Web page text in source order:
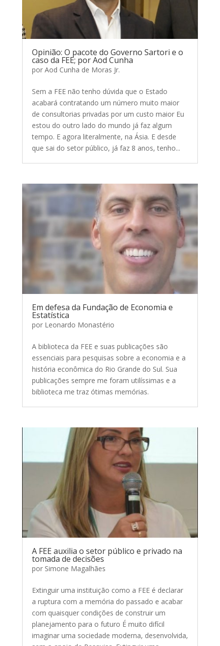
Opinião: O pacote do Governo Sartori e o
caso da FEE; por Aod Cunha
por Aod Cunha de Moras Jr.
Sem a FEE não tenho dúvida que o Estado
acabará contratando um número muito maior
de consultorias privadas por um custo maior Eu
estou do outro lado do mundo já faz algum
tempo. E agora literalmente, na Ásia. E desde
que sai do setor público, já faz 8 anos, tenho...
Em defesa da Fundação de Economia e
Estatística
por Leonardo Monastério
A biblioteca da FEE e suas publicações são
essenciais para pesquisas sobre a economia e a
história econômica do Rio Grande do Sul. Sua
publicações sempre me foram utilíssimas e a
biblioteca me traz ótimas memórias.
A FEE auxilia o setor público e privado na
tomada de decisões
por Simone Magalhães
Extinguir uma instituição como a FEE é declarar
a ruptura com a memória do passado e acabar
com quaisquer condições de construir um
planejamento para o futuro É muito difícil
imaginar uma sociedade moderna, desenvolvida,